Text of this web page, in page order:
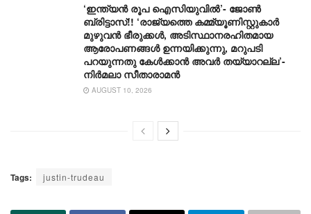
‘ഇന്ത്യൻ രൂപ ഐസിയുവിൽ’- ജോൺ
ബ്രിട്ടാസ്!! ‘രാജ്യത്തെ കമ്മ്യൂണിസ്റ്റുകാർ
മുഴുവൻ ഭീരുക്കൾ, അടിസ്ഥാനരഹിതമായ
ആരോപണങ്ങൾ ഉന്നയിക്കുന്നു, മറുപടി
പറയുന്നതു കേൾക്കാൻ അവർ തയ്യാറല്ല’-
നിർമലാ സീതാരാമൻ
AUGUST 10, 2026
Tags: justin-trudeau